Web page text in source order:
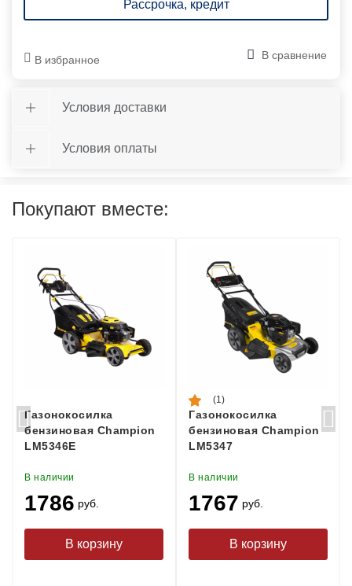
Рассрочка, кредит
В избранное В сравнение
Условия доставки
Условия оплаты
Покупают вместе:
Газонокосилка
бензиновая Champion
LM5346E
В наличии
1786 руб.
Газонокосилка
бензиновая Champion
LM5347
(1)
В наличии
1767 руб.